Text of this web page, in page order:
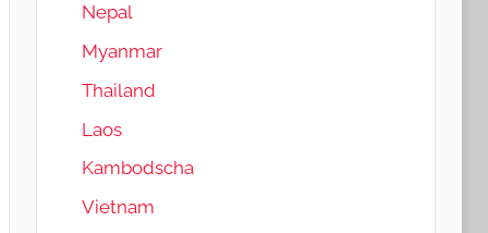
Nepal
Myanmar
Thailand
Laos
Kambodscha
Vietnam